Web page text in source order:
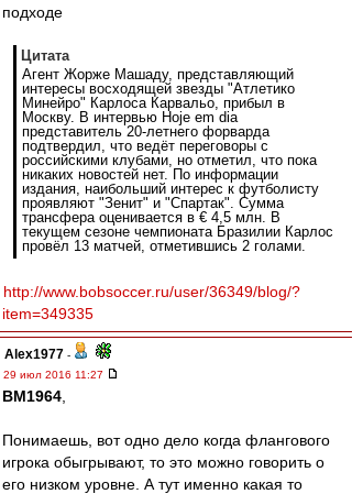
подходе
Цитата
Агент Жорже Машаду, представляющий
интересы восходящей звезды "Атлетико
Минейро" Карлоса Карвальо, прибыл в
Москву. В интервью Hoje em dia
представитель 20-летнего форварда
подтвердил, что ведёт переговоры с
российскими клубами, но отметил, что пока
никаких новостей нет. По информации
издания, наибольший интерес к футболисту
проявляют "Зенит" и "Спартак". Сумма
трансфера оценивается в € 4,5 млн. В
текущем сезоне чемпионата Бразилии Карлос
провёл 13 матчей, отметившись 2 голами.
http://www.bobsoccer.ru/user/36349/blog/?
item=349335
Alex1977 -
29 июл 2016 11:27
BM1964
Понимаешь, вот одно дело когда флангового
игрока обыгрывают, то это можно говорить о
его низком уровне. А тут именно какая то